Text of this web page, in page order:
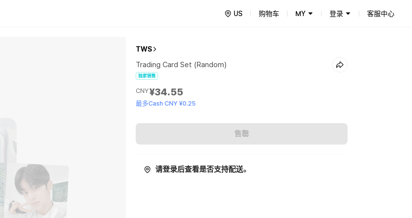
US 购物车 MY 登录 客服中心
TWS
Trading Card Set (Random)
独家销售
CNY¥34.55
最多Cash CNY ¥0.25
售罄
请登录后查看是否支持配送。